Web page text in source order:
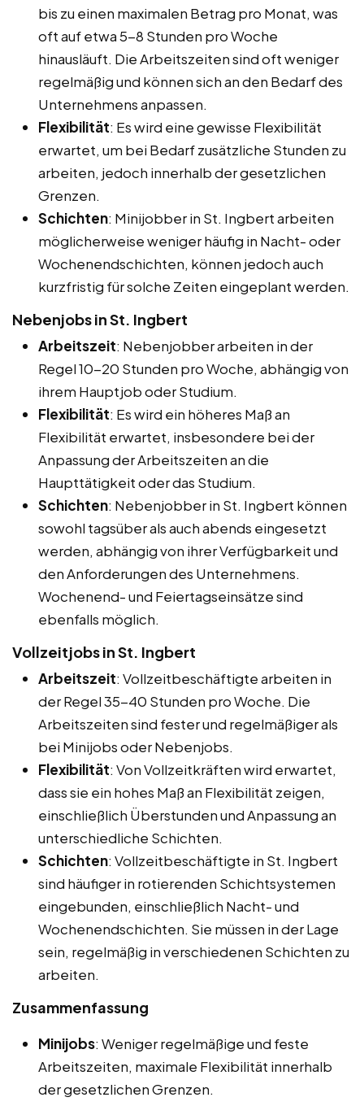
bis zu einen maximalen Betrag pro Monat, was
oft auf etwa 5-8 Stunden pro Woche
hinausläuft. Die Arbeitszeiten sind oft weniger
regelmäßig und können sich an den Bedarf des
Unternehmens anpassen.
Flexibilität: Es wird eine gewisse Flexibilität
erwartet, um bei Bedarf zusätzliche Stunden zu
arbeiten, jedoch innerhalb der gesetzlichen
Grenzen.
Schichten: Minijobber in St. Ingbert arbeiten
möglicherweise weniger häufig in Nacht- oder
Wochenendschichten, können jedoch auch
kurzfristig für solche Zeiten eingeplant werden.
Nebenjobs in St. Ingbert
Arbeitszeit: Nebenjobber arbeiten in der
Regel 10-20 Stunden pro Woche, abhängig von
ihrem Hauptjob oder Studium.
Flexibilität: Es wird ein höheres Maß an
Flexibilität erwartet, insbesondere bei der
Anpassung der Arbeitszeiten an die
Haupttätigkeit oder das Studium.
Schichten: Nebenjobber in St. Ingbert können
sowohl tagsüber als auch abends eingesetzt
werden, abhängig von ihrer Verfügbarkeit und
den Anforderungen des Unternehmens.
Wochenend- und Feiertagseinsätze sind
ebenfalls möglich.
Vollzeitjobs in St. Ingbert
Arbeitszeit: Vollzeitbeschäftigte arbeiten in
der Regel 35-40 Stunden pro Woche. Die
Arbeitszeiten sind fester und regelmäßiger als
bei Minijobs oder Nebenjobs.
Flexibilität: Von Vollzeitkräften wird erwartet,
dass sie ein hohes Maß an Flexibilität zeigen,
einschließlich Überstunden und Anpassung an
unterschiedliche Schichten.
Schichten: Vollzeitbeschäftigte in St. Ingbert
sind häufiger in rotierenden Schichtsystemen
eingebunden, einschließlich Nacht- und
Wochenendschichten. Sie müssen in der Lage
sein, regelmäßig in verschiedenen Schichten zu
arbeiten.
Zusammenfassung
Minijobs: Weniger regelmäßige und feste
Arbeitszeiten, maximale Flexibilität innerhalb
der gesetzlichen Grenzen.